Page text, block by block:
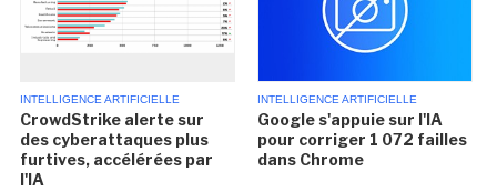
INTELLIGENCE ARTIFICIELLE
CrowdStrike alerte sur
des cyberattaques plus
furtives, accélérées par
l'IA
INTELLIGENCE ARTIFICIELLE
Google s'appuie sur l'IA
pour corriger 1 072 failles
dans Chrome